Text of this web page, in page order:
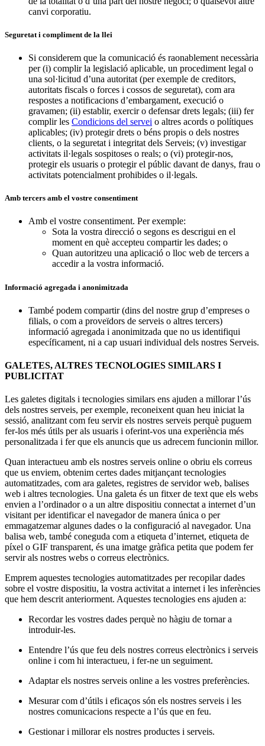
canvi corporatiu.
Seguretat i compliment de la llei
Si considerem que la comunicació és raonablement necessària
per (i) complir la legislació aplicable, un procediment legal o
una sol·licitud d’una autoritat (per exemple de creditors,
autoritats fiscals o forces i cossos de seguretat), com ara
respostes a notificacions d’embargament, execució o
gravamen; (ii) establir, exercir o defensar drets legals; (iii) fer
complir les Condicions del servei o altres acords o polítiques
aplicables; (iv) protegir drets o béns propis o dels nostres
clients, o la seguretat i integritat dels Serveis; (v) investigar
activitats il·legals sospitoses o reals; o (vi) protegir-nos,
protegir els usuaris o protegir el públic davant de danys, frau o
activitats potencialment prohibides o il·legals.
Amb tercers amb el vostre consentiment
Amb el vostre consentiment. Per exemple:
Sota la vostra direcció o segons es descrigui en el
moment en què accepteu compartir les dades; o
Quan autoritzeu una aplicació o lloc web de tercers a
accedir a la vostra informació.
Informació agregada i anonimitzada
També podem compartir (dins del nostre grup d’empreses o
filials, o com a proveïdors de serveis o altres tercers)
informació agregada i anonimitzada que no us identifiqui
específicament, ni a cap usuari individual dels nostres Serveis.
GALETES, ALTRES TECNOLOGIES SIMILARS I
PUBLICITAT
Les galetes digitals i tecnologies similars ens ajuden a millorar l’ús
dels nostres serveis, per exemple, reconeixent quan heu iniciat la
sessió, analitzant com feu servir els nostres serveis perquè puguem
fer-los més útils per als usuaris i oferint-vos una experiència més
personalitzada i fer que els anuncis que us adrecem funcionin millor.
Quan interactueu amb els nostres serveis online o obriu els correus
que us enviem, obtenim certes dades mitjançant tecnologies
automatitzades, com ara galetes, registres de servidor web, balises
web i altres tecnologies. Una galeta és un fitxer de text que els webs
envien a l’ordinador o a un altre dispositiu connectat a internet d’un
visitant per identificar el navegador de manera única o per
emmagatzemar algunes dades o la configuració al navegador. Una
balisa web, també coneguda com a etiqueta d’internet, etiqueta de
píxel o GIF transparent, és una imatge gràfica petita que podem fer
servir als nostres webs o correus electrònics.
Emprem aquestes tecnologies automatitzades per recopilar dades
sobre el vostre dispositiu, la vostra activitat a internet i les inferències
que hem descrit anteriorment. Aquestes tecnologies ens ajuden a:
Recordar les vostres dades perquè no hàgiu de tornar a
introduir-les.
Entendre l’ús que feu dels nostres correus electrònics i serveis
online i com hi interactueu, i fer-ne un seguiment.
Adaptar els nostres serveis online a les vostres preferències.
Mesurar com d’útils i eficaços són els nostres serveis i les
nostres comunicacions respecte a l’ús que en feu.
Gestionar i millorar els nostres productes i serveis.